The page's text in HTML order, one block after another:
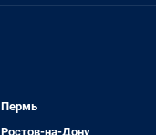
Пермь
Ростов-на-Дону